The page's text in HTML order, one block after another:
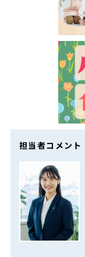
担当者コメント